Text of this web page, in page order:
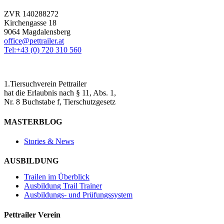
ZVR 140288272
Kirchengasse 18
9064 Magdalensberg
office@pettrailer.at
Tel:+43 (0) 720 310 560
1.Tiersuchverein Pettrailer
hat die Erlaubnis nach § 11, Abs. 1,
Nr. 8 Buchstabe f, Tierschutzgesetz
MASTERBLOG
Stories & News
AUSBILDUNG
Trailen im Überblick
Ausbildung Trail Trainer
Ausbildungs- und Prüfungssystem
Pettrailer Verein